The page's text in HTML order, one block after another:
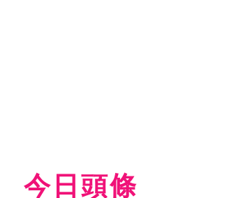
今日頭條